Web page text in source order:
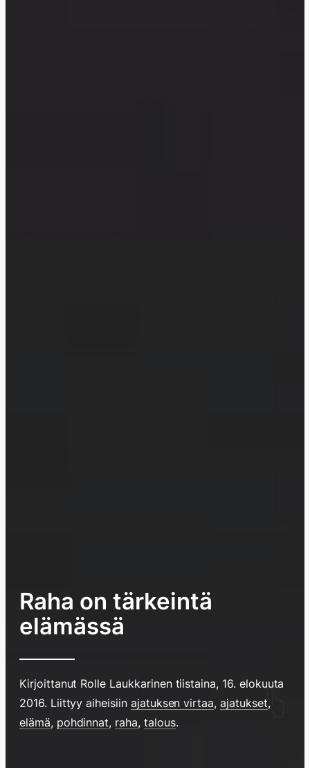
Raha on tärkeintä
elämässä
Kirjoittanut Rolle Laukkarinen tiistaina, 16. elokuuta
2016. Liittyy aiheisiin ajatuksen virtaa, ajatukset,
elämä, pohdinnat, raha, talous.